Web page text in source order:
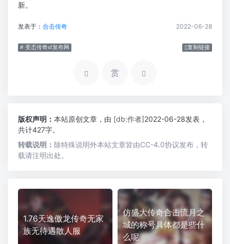
新。
发表于： 合击传奇 2022-06-28
# 变态传奇sf发布网 复制链接
赏
版权声明： 本站原创文章，由 [db:作者]2022-06-28发表，
共计427字。
转载说明： 除特殊说明外本站文章皆由CC-4.0协议发布，转
载请注明出处。
1.76天逸傲龙传奇无家
族无待遇散人服
仿盛大传奇合击流月之
城的称号具体都是些什
么呢